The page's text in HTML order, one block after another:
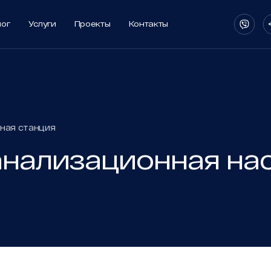
Услуги
Проекты
Контакты
станция